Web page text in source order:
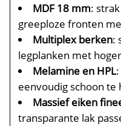
MDF 18 mm:
greeploze fronten
Multiplex berken:
legplanken met
Melamine en HPL
eenvoudig schoon te
Massief eiken
transparante lak